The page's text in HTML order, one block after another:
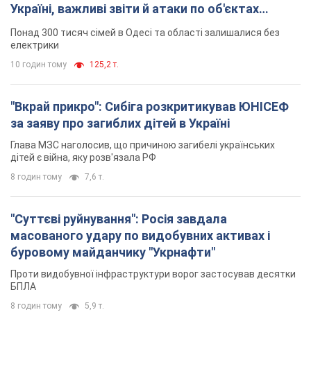
Україні, важливі звіти й атаки по об'єктах
ворога. Відео
Понад 300 тисяч сімей в Одесі та області залишалися без
електрики
10 годин тому 125,2 т.
"Вкрай прикро": Сибіга розкритикував ЮНІСЕФ
за заяву про загиблих дітей в Україні
Глава МЗС наголосив, що причиною загибелі українських
дітей є війна, яку розв'язала РФ
8 годин тому 7,6 т.
"Суттєві руйнування": Росія завдала
масованого удару по видобувних активах і
буровому майданчику "Укрнафти"
Проти видобувної інфраструктури ворог застосував десятки
БПЛА
8 годин тому 5,9 т.